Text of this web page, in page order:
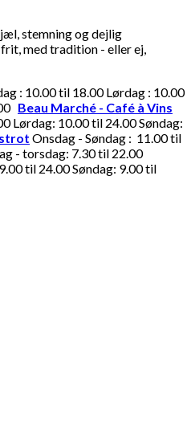
stemning og dejlig
med tradition - eller ej,
: 10.00 til 18.00 Lørdag : 10.00
Beau Marché - Café à Vins
Lørdag: 10.00 til 24.00 Søndag:
Onsdag - Søndag : 11.00 til
- torsdag: 7.30 til 22.00
til 24.00 Søndag: 9.00 til